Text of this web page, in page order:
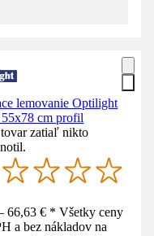
lemovanie Optilight
cm profil
zatiaľ nikto
66,63 € * Všetky ceny
a bez nákladov na